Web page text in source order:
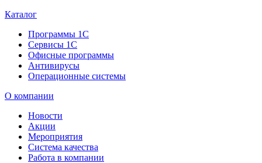
Каталог
Программы 1С
Сервисы 1С
Офисные программы
Антивирусы
Операционные системы
О компании
Новости
Акции
Мероприятия
Система качества
Работа в компании